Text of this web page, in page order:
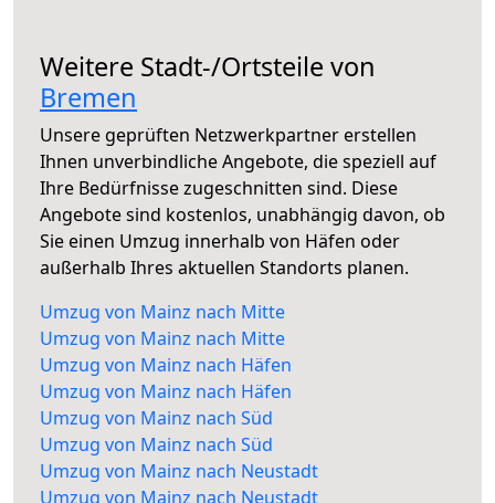
Weitere Stadt-/Ortsteile von
Bremen
Unsere geprüften Netzwerkpartner erstellen
Ihnen unverbindliche Angebote, die speziell auf
Ihre Bedürfnisse zugeschnitten sind. Diese
Angebote sind kostenlos, unabhängig davon, ob
Sie einen Umzug innerhalb von Häfen oder
außerhalb Ihres aktuellen Standorts planen.
Umzug von Mainz nach Mitte
Umzug von Mainz nach Mitte
Umzug von Mainz nach Häfen
Umzug von Mainz nach Häfen
Umzug von Mainz nach Süd
Umzug von Mainz nach Süd
Umzug von Mainz nach Neustadt
Umzug von Mainz nach Neustadt